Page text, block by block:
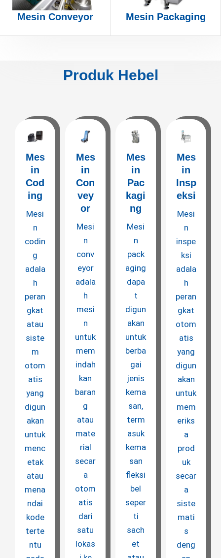
Mesin Conveyor Mesin Packaging
Produk Hebel
Mes
in
Cod
ing
Mesi
n
codin
g
adala
h
peran
gkat
atau
siste
m
otom
atis
yang
digun
akan
untuk
menc
etak
atau
mena
ndai
kode
terte
ntu
Mes
in
Con
vey
or
Mesi
n
conv
eyor
adala
h
mesi
n
untuk
mem
indah
kan
baran
g
atau
mate
rial
secar
a
otom
atis
dari
satu
lokas
Mes
in
Pac
kagi
ng
Mesi
n
pack
aging
dapa
t
digun
akan
untuk
berba
gai
jenis
kema
san,
term
asuk
kema
san
fleksi
bel
seper
ti
sach
et
Mes
in
Insp
eksi
Mesi
n
inspe
ksi
adala
h
peran
gkat
otom
atis
yang
digun
akan
untuk
mem
eriks
a
prod
uk
secar
a
siste
mati
s
deng